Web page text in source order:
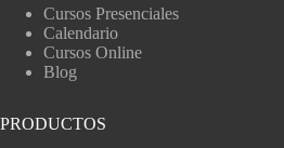
Cursos Presenciales
Calendario
Cursos Online
Blog
PRODUCTOS